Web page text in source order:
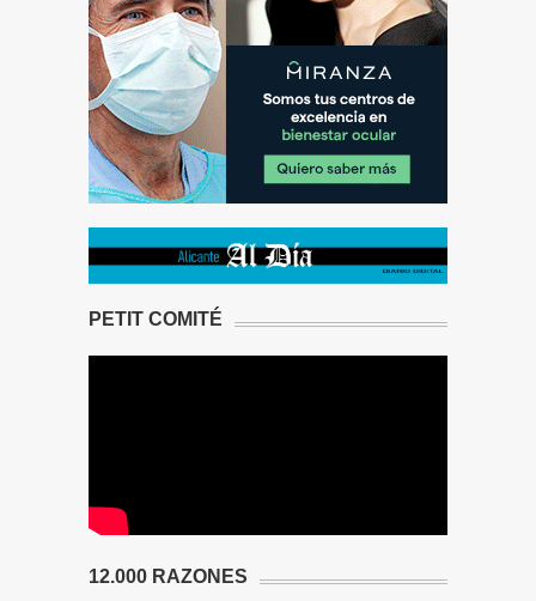
PETIT COMITÉ
12.000 RAZONES